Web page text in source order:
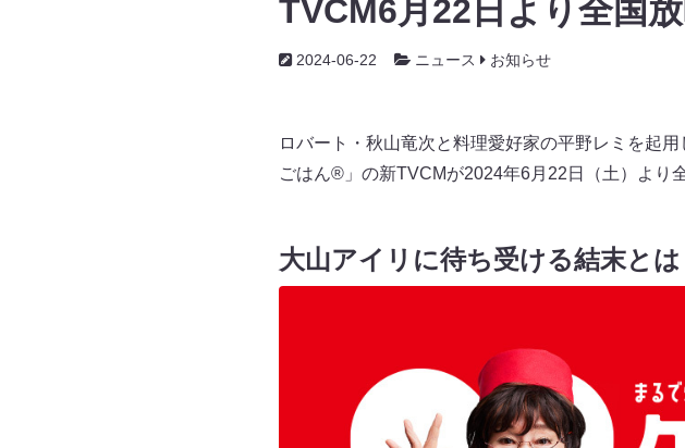
TVCM6月22日より全国
2024-06-22 ニュース お知らせ
ロバート・秋山竜次と料理愛好家の平野レミを起
ごはん®」の新TVCMが2024年6月22日（土）より
大山アイリに待ち受ける結末とは